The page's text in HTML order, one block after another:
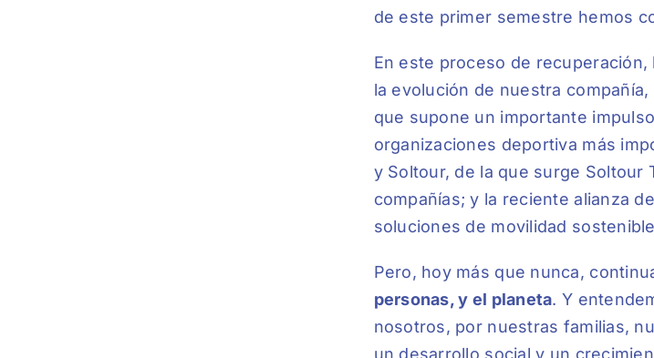
de este primer semestre hemos
En este proceso de recuperación,
la evolución de nuestra
que supone un importante
organizaciones deportiva más
y Soltour, de la que surge Soltour
compañías; y la reciente alianza
soluciones de movilidad
Pero, hoy más que nunca,
personas, y el planeta. Y
nosotros, por nuestras familias,
un desarrollo social y un